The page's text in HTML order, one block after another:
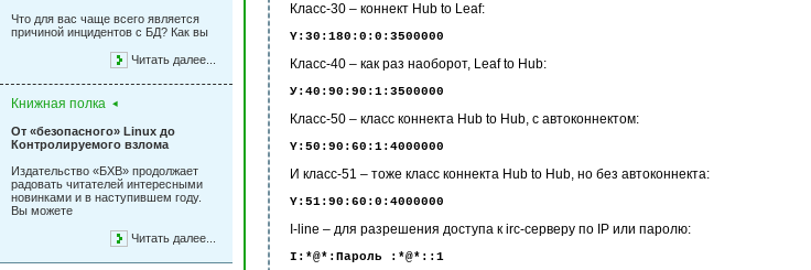
Что для вас чаще всего является
причиной инцидентов с БД? Как вы
Читать далее...
Книжная полка
От «безопасного» Linux до
Контролируемого взлома
Издательство «БХВ» продолжает
радовать читателей интересными
новинками и в наступившем году.
Вы можете
Читать далее...
Класс-30 – коннект Hub to Leaf:
Y:30:180:0:0:3500000
Класс-40 – как раз наоборот, Leaf to Hub:
У:40:90:90:1:3500000
Класс-50 – класс коннекта Hub to Hub, с автоконнектом:
Y:50:90:60:1:4000000
И класс-51 – тоже класс коннекта Hub to Hub, но без автоконнекта:
Y:51:90:60:0:4000000
I-line – для разрешения доступа к irc-серверу по IP или паролю:
I:*@*:Пароль :*@*::1